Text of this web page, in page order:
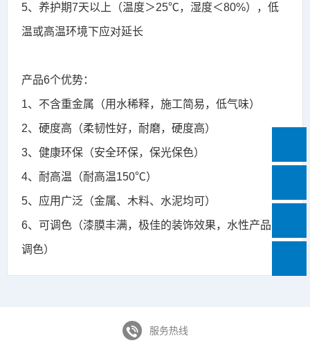
5、养护期7天以上（温度＞25℃，湿度＜80%），低
温或高温环境下应对延长
产品6个优势：
1、不含重金属（用水稀释，施工简易，低气味）
2、硬度高（柔韧性好，耐磨，硬度高）
3、健康环保（安全环保，保光保色）
4、耐高温（耐高温150℃）
5、应用广泛（金属、木料、水泥均可）
6、可调色（漆膜丰满，极佳的装饰效果，水性产品可
调色）
服务热线